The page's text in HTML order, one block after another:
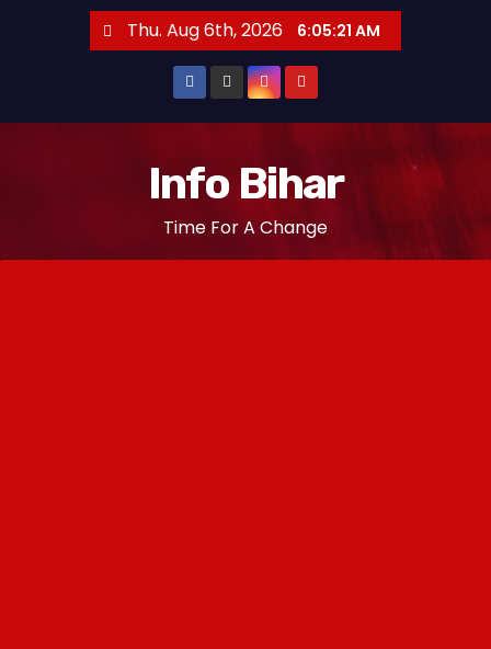
n
Thu. Aug 6th, 2026 6:05:22 AM
Info Bihar
Time For A Change